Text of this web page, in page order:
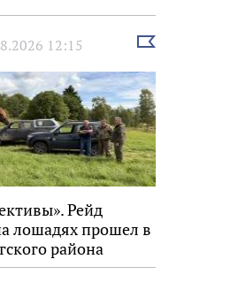
12:15
Выбрать
Рейд
лошадях прошел в
района